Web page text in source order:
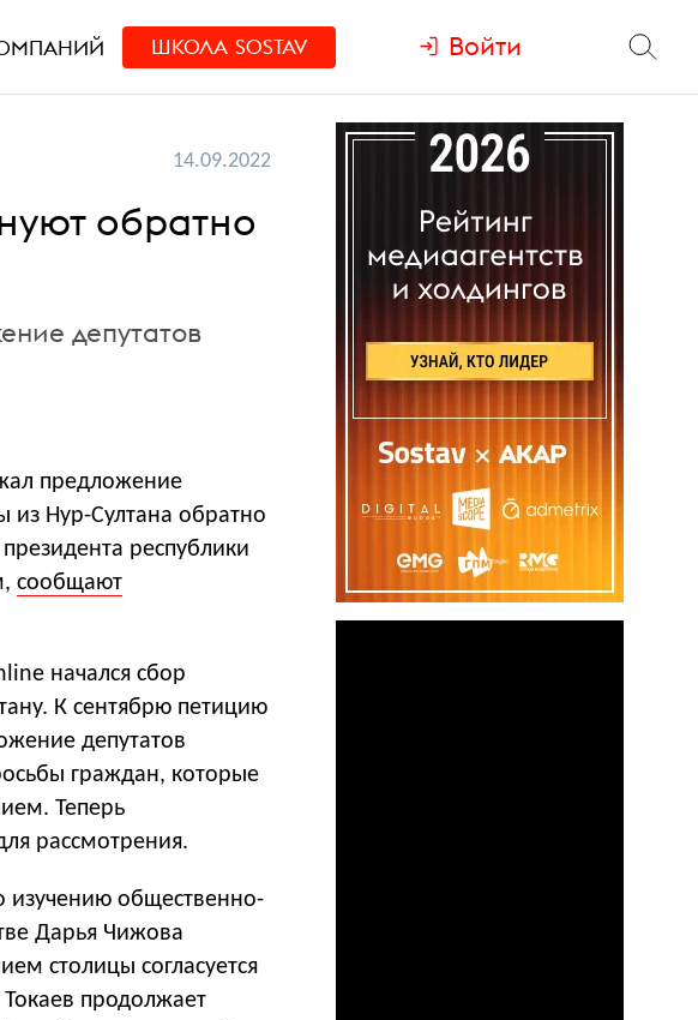
ШКОЛА SOSTAV Войти
14.09.2022
обратно
депутатов
предложение
из Нур-Султана обратно
республики
сообщают
начался сбор
К сентябрю петицию
депутатов
граждан, которые
Теперь
рассмотрения.
изучению общественно-
Дарья Чижова
столицы согласуется
продолжает